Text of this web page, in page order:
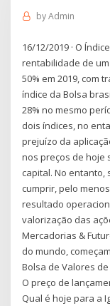
byAdmin
16/12/2019 · O
rentabilidade de
50% em 2019, com
índice da Bolsa
28% no mesmo
dois índices, no
prejuízo da
nos preços de hoje
capital. No
cumprir, pelo
resultado
valorização das
Mercadorias &
do mundo,
Bolsa de Valores de
O preço de
Qual é hoje para a